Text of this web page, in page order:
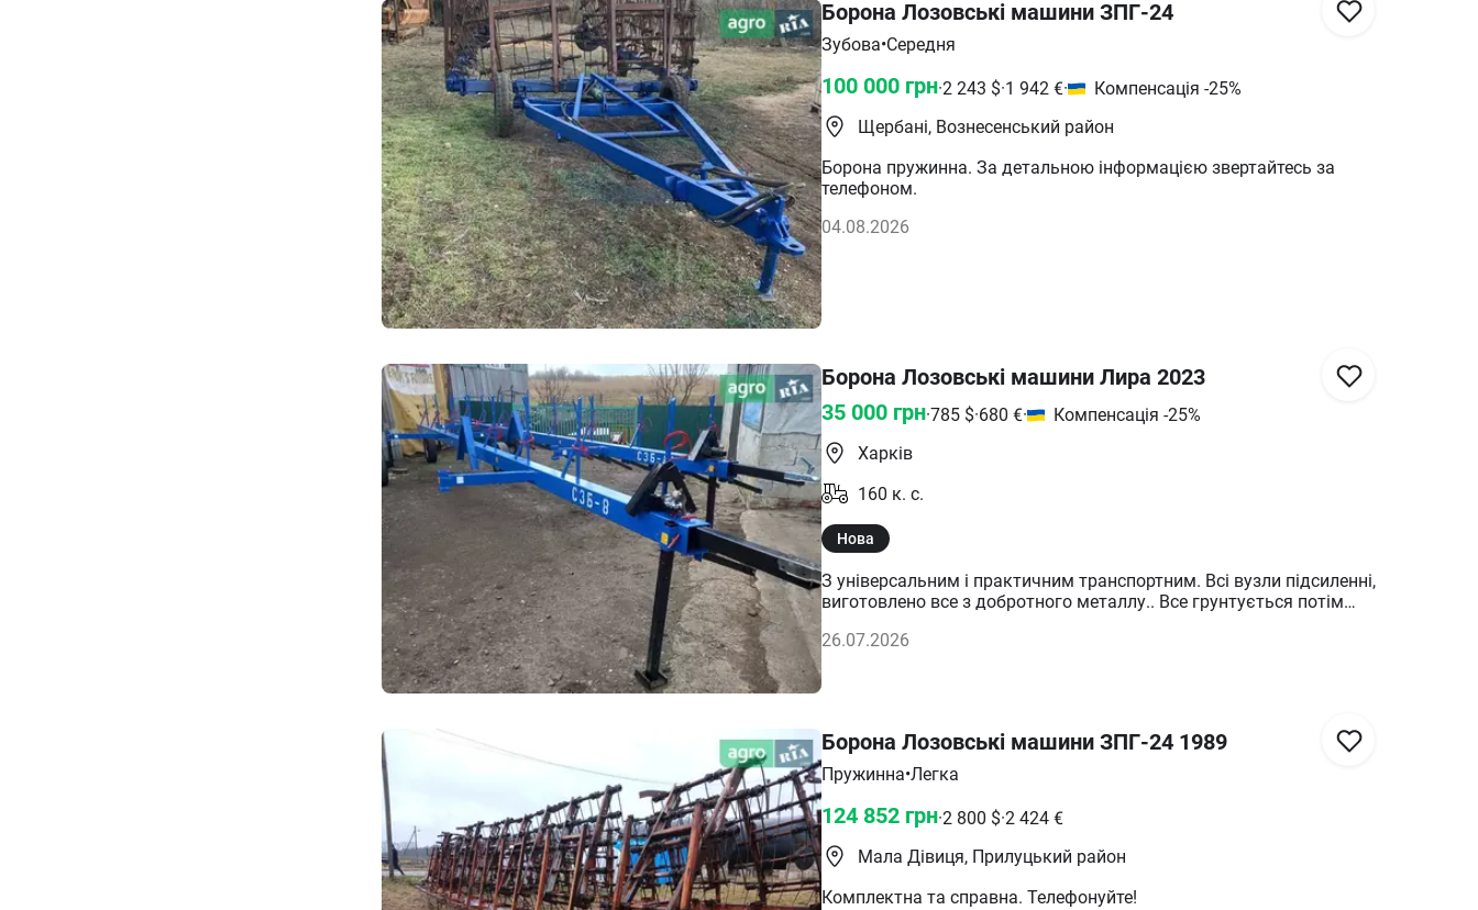
Борона Лозовські машини ЗПГ-24
Зубова•Середня
100 000 грн·2 243 $·1 942 €·
Компенсація -25%
Щербані, Вознесенський район
Борона пружинна. За детальною інформацією звертайтесь за
телефоном.
04.08.2026
Борона Лозовські машини Лира 2023
35 000 грн·785 $·680 €·
Компенсація -25%
Харків
160 к. с.
Нова
З універсальним і практичним транспортним. Всі вузли підсиленні,
виготовлено все з добротного металлу.. Все грунтується потім
26.07.2026
Борона Лозовські машини ЗПГ-24 1989
Пружинна•Легка
124 852 грн·2 800 $·2 424 €
Мала Дівиця, Прилуцький район
Комплектна та справна. Телефонуйте!